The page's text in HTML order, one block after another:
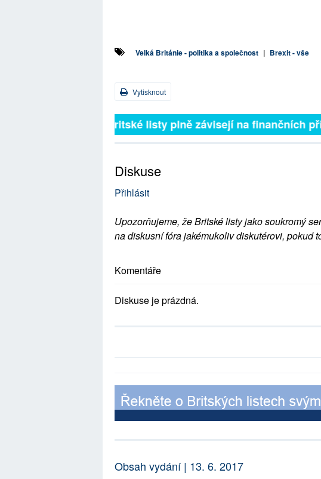
Velká Británie - politika a společnost | Brexit - vše
Vytisknout
Britské listy plně závisejí na finančních
Diskuse
Přihlásit
Upozorňujeme, že Britské listy jako soukromý
na diskusní fóra jakémukoliv diskutérovi, pokud
Komentáře
Diskuse je prázdná.
Obsah vydání | 13. 6. 2017